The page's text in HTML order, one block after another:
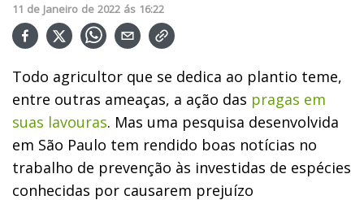
11 de Janeiro de 2022 ás 16:22
Todo agricultor que se dedica ao plantio teme,
entre outras ameaças, a ação das pragas em
suas lavouras. Mas uma pesquisa desenvolvida
em São Paulo tem rendido boas notícias no
trabalho de prevenção às investidas de espécies
conhecidas por causarem prejuízo